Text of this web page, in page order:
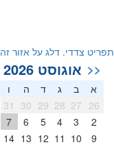
תפריט צדדי. דלג על אזור זה
<< אוגוסט 2026
א ב ג ד ה ו
26
27
28
29
30
31
2
3
4
5
6
7
9
10
11
12
13
14